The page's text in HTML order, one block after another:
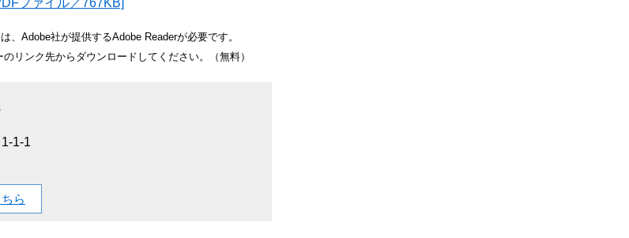
ファイル／767KB]
、Adobe社が提供するAdobe Readerが必要です。
リンク先からダウンロードしてください。（無料）
1-1
ら